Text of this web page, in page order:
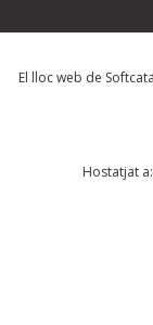
Què
Comentari *
El lloc web de
Hostatjat a: